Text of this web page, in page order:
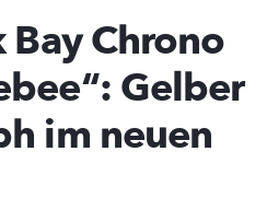
Bay Chrono
Gelber
im neuen